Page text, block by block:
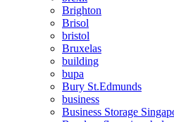
Brighton
Brisol
bristol
Bruxelas
building
bupa
Bury St.Edmunds
business
Business Storage